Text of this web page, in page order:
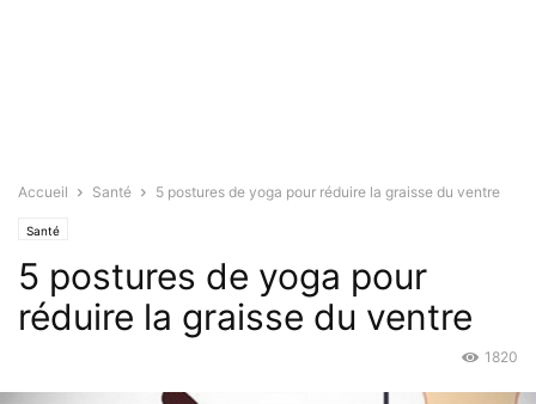
Accueil Santé 5 postures de yoga pour réduire la graisse du ventre
Santé
5 postures de yoga pour
réduire la graisse du ventre
1820